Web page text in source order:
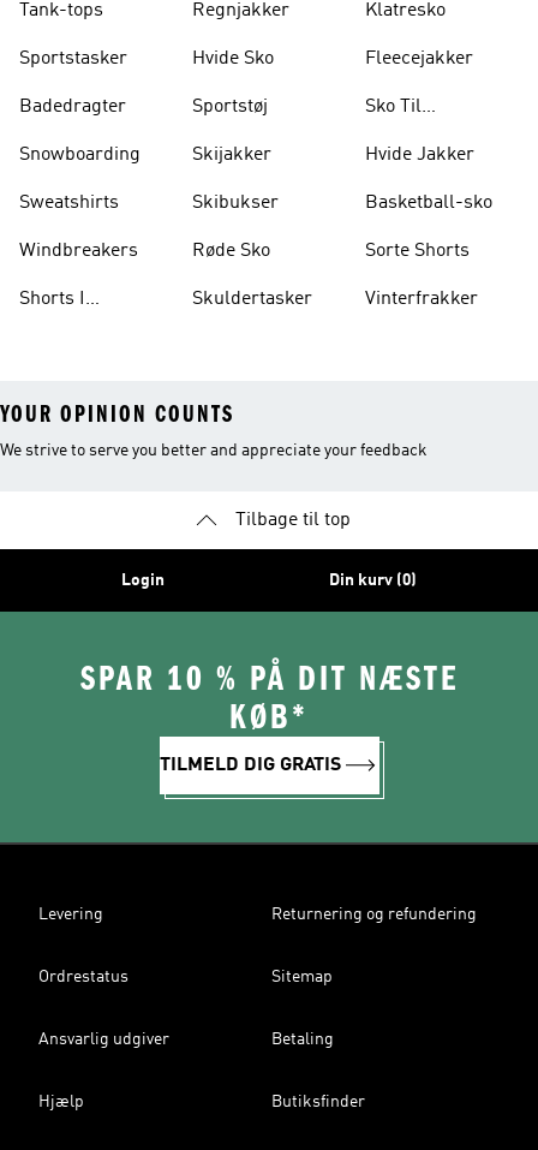
Tank-tops
Sportstasker
Badedragter
Snowboarding
Sweatshirts
Windbreakers
Shorts I
Regnjakker
Hvide Sko
Sportstøj
Skijakker
Skibukser
Røde Sko
Skuldertasker
Klatresko
Fleecejakker
Sko Til
Hvide Jakker
Basketball-sko
Sorte Shorts
Vinterfrakker
YOUR OPINION COUNTS
We strive to serve you better and appreciate your feedback
Tilbage til top
Login Din kurv (0)
SPAR 10 % PÅ DIT NÆSTE
KØB*
TILMELD DIG GRATIS
Levering Returnering og refundering
Ordrestatus Sitemap
Ansvarlig udgiver Betaling
Hjælp Butiksfinder